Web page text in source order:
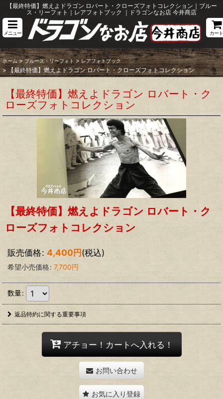
【最終特価】燃えよドラゴン ロバート・クローズフォトコレクション｜ブルー
ス・リーフォト｜レアフォトブック ｜ドラゴンなお店 今井商店
メニュー カート
ホーム > ブルース・リーフォト > レアフォトブック
> 【最終特価】燃えよドラゴン ロバート・クローズフォトコレクション
【最終特価】燃えよドラゴン ロバート・ク
ローズフォトコレクション
【最終特価】燃えよドラゴン ロバート・ク
ローズフォトコレクション
販売価格: 4,400円(税込)
希望小売価格: 7,700円
数量:
返品特約に関する重要事項
アチョー！カートへ入れる！
お問い合わせ
お気に入り登録